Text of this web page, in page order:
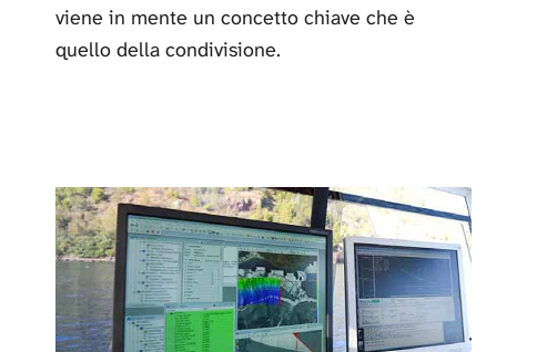
viene in mente un concetto chiave che è
quello della condivisione.